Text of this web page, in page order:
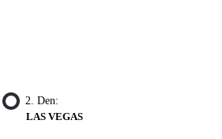
2. Den:
LAS VEGAS